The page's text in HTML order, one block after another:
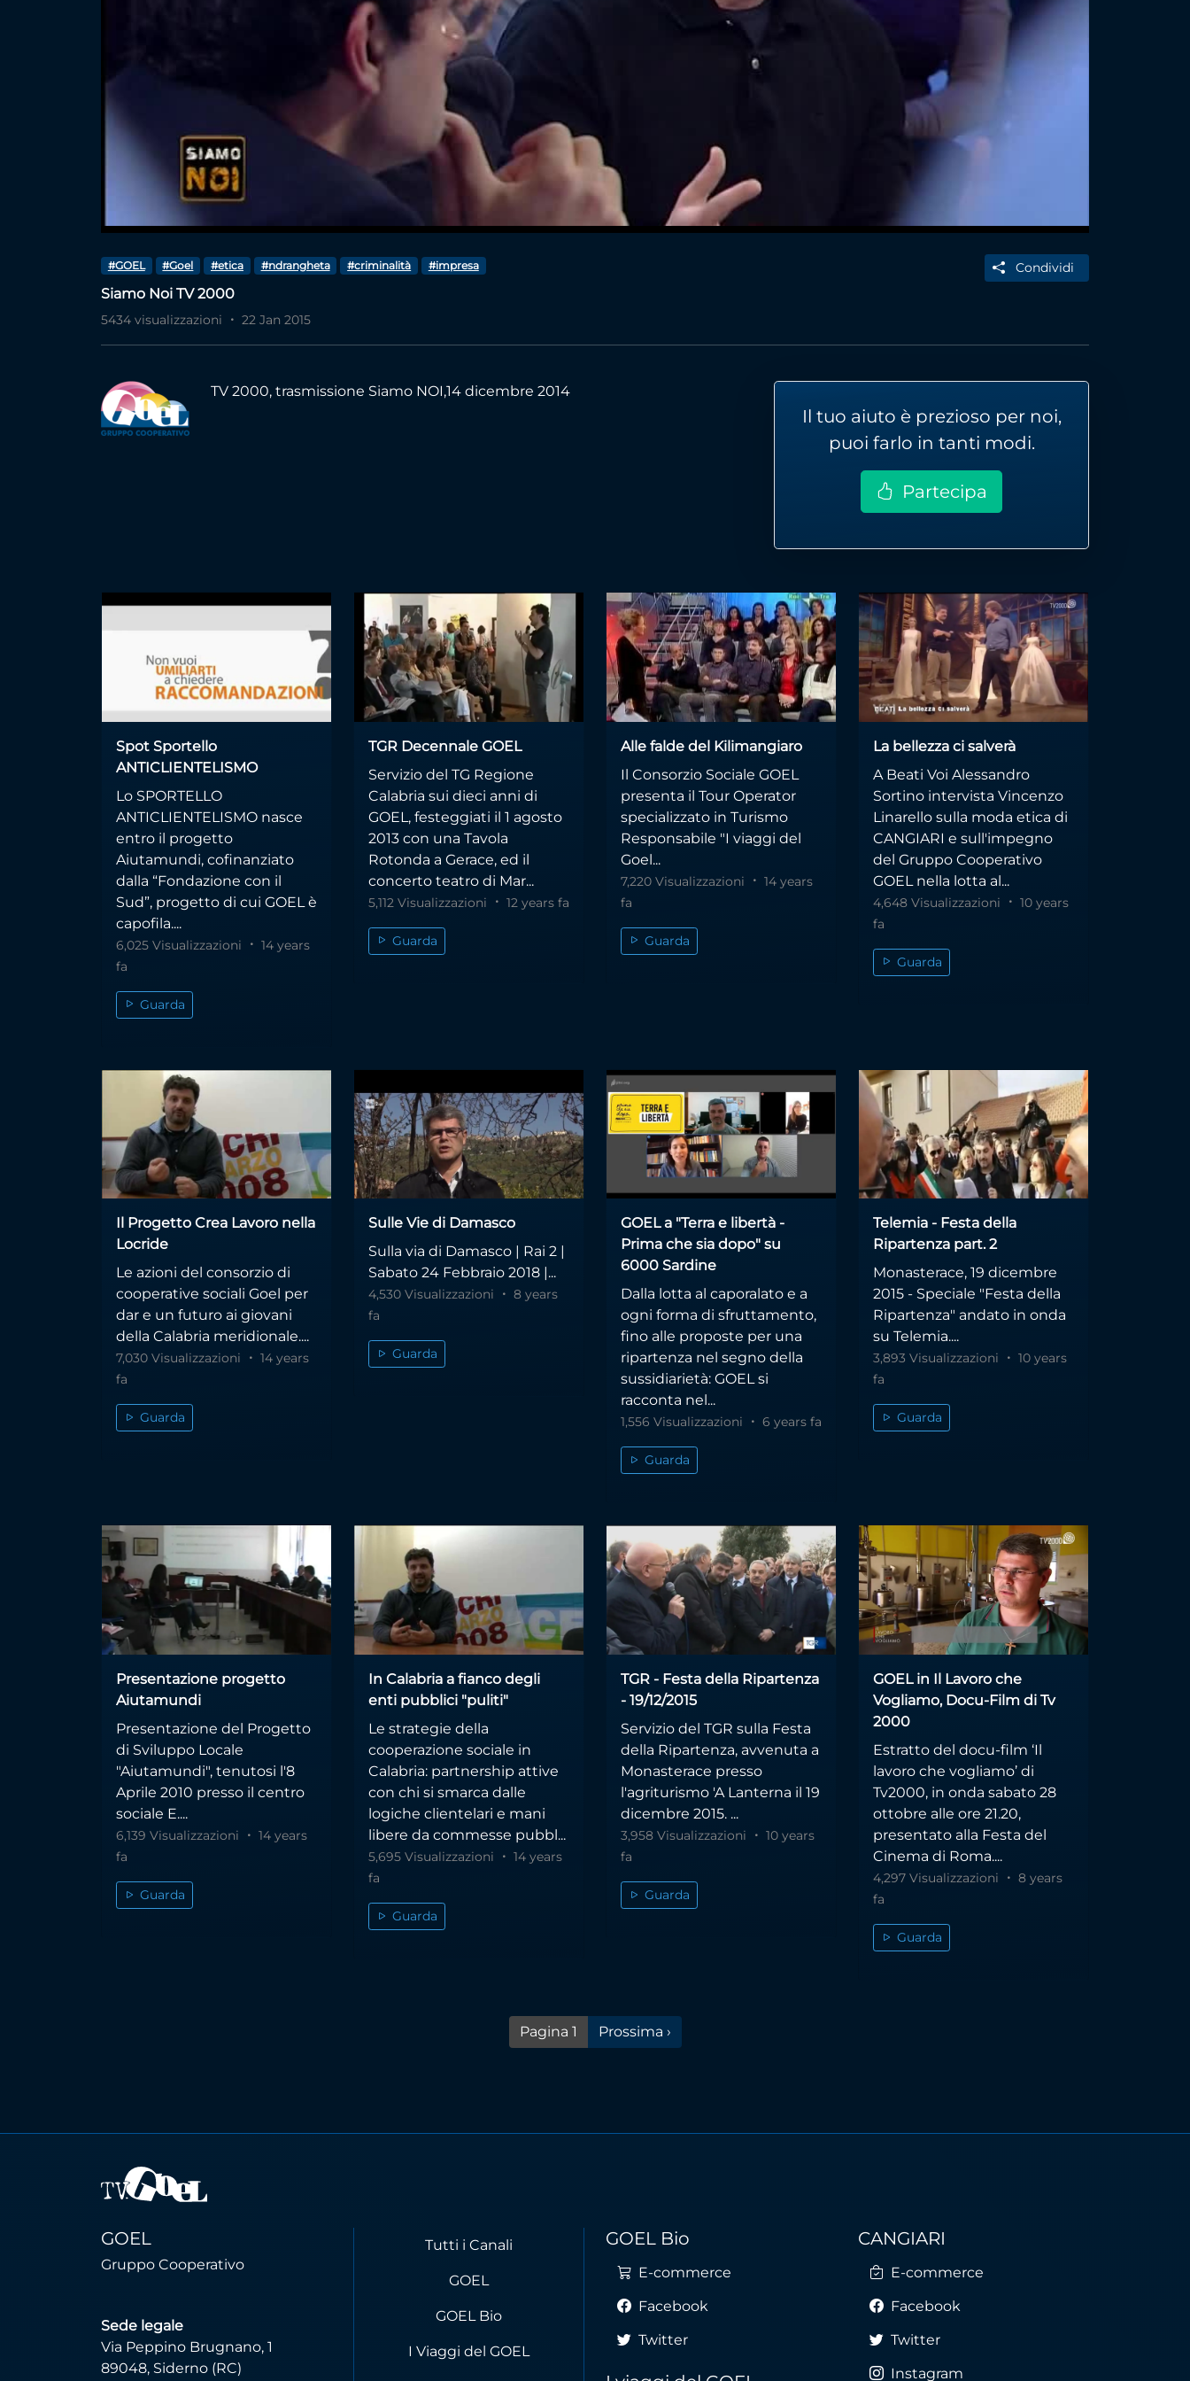
#GOEL #Goel #etica #ndrangheta #criminalità #impresa Condividi
Siamo Noi TV 2000
5434 visualizzazioni 22 Jan 2015
TV 2000, trasmissione Siamo NOI,14 dicembre 2014
Il tuo aiuto è prezioso per noi,
puoi farlo in tanti modi.
Partecipa
Spot Sportello
ANTICLIENTELISMO
Lo SPORTELLO
ANTICLIENTELISMO nasce
entro il progetto
Aiutamundi, cofinanziato
dalla “Fondazione con il
Sud”, progetto di cui GOEL è
capofila....
6,025 Visualizzazioni
14 years
fa
Guarda
TGR Decennale GOEL
Servizio del TG Regione
Calabria sui dieci anni di
GOEL, festeggiati il 1 agosto
2013 con una Tavola
Rotonda a Gerace, ed il
concerto teatro di Mar...
5,112 Visualizzazioni 12 years fa
Guarda
Alle falde del Kilimangiaro
Il Consorzio Sociale GOEL
presenta il Tour Operator
specializzato in Turismo
Responsabile "I viaggi del
Goel...
7,220 Visualizzazioni
14 years
fa
Guarda
La bellezza ci salverà
A Beati Voi Alessandro
Sortino intervista Vincenzo
Linarello sulla moda etica di
CANGIARI e sull'impegno
del Gruppo Cooperativo
GOEL nella lotta al...
4,648 Visualizzazioni
10 years
fa
Guarda
Il Progetto Crea Lavoro nella
Locride
Le azioni del consorzio di
cooperative sociali Goel per
dar e un futuro ai giovani
della Calabria meridionale....
7,030 Visualizzazioni
14 years
fa
Guarda
Sulle Vie di Damasco
Sulla via di Damasco | Rai 2 |
Sabato 24 Febbraio 2018 |...
4,530 Visualizzazioni
8 years
fa
Guarda
GOEL a "Terra e libertà -
Prima che sia dopo" su
6000 Sardine
Dalla lotta al caporalato e a
ogni forma di sfruttamento,
fino alle proposte per una
ripartenza nel segno della
sussidiarietà: GOEL si
racconta nel...
1,556 Visualizzazioni 6 years fa
Guarda
Telemia - Festa della
Ripartenza part. 2
Monasterace, 19 dicembre
2015 - Speciale "Festa della
Ripartenza" andato in onda
su Telemia....
3,893 Visualizzazioni
10 years
fa
Guarda
Presentazione progetto
Aiutamundi
Presentazione del Progetto
di Sviluppo Locale
"Aiutamundi", tenutosi l'8
Aprile 2010 presso il centro
sociale E....
6,139 Visualizzazioni
14 years
fa
Guarda
In Calabria a fianco degli
enti pubblici "puliti"
Le strategie della
cooperazione sociale in
Calabria: partnership attive
con chi si smarca dalle
logiche clientelari e mani
libere da commesse pubbl...
5,695 Visualizzazioni
14 years
fa
Guarda
TGR - Festa della Ripartenza
- 19/12/2015
Servizio del TGR sulla Festa
della Ripartenza, avvenuta a
Monasterace presso
l'agriturismo 'A Lanterna il 19
dicembre 2015. ...
3,958 Visualizzazioni
10 years
fa
Guarda
GOEL in Il Lavoro che
Vogliamo, Docu-Film di Tv
2000
Estratto del docu-film ‘Il
lavoro che vogliamo’ di
Tv2000, in onda sabato 28
ottobre alle ore 21.20,
presentato alla Festa del
Cinema di Roma....
4,297 Visualizzazioni
8 years
fa
Guarda
Pagina 1 Pagina successiva
Prossima ›
GOEL
Gruppo Cooperativo
Sede legale
Via Peppino Brugnano, 1
89048, Siderno (RC)
Tutti i Canali
GOEL
GOEL Bio
I Viaggi del GOEL
GOEL Bio
E-commerce
Facebook
Twitter
CANGIARI
E-commerce
Facebook
Twitter
Instagram